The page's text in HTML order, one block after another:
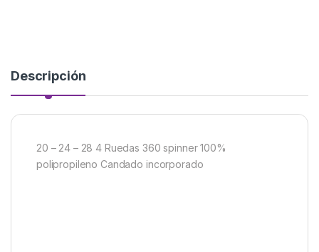
Descripción
20 – 24 – 28 4 Ruedas 360 spinner 100%
polipropileno Candado incorporado